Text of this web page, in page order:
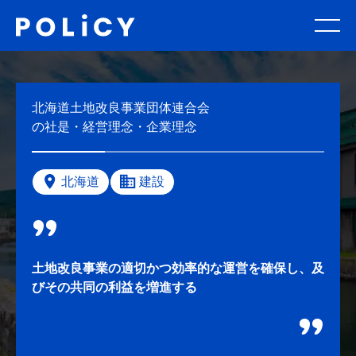
北海道土地改良事業団体連合会
の社是・経営理念・企業理念
北海道 建設
土地改良事業の適切かつ効率的な運営を確保し、及
びその共同の利益を増進する